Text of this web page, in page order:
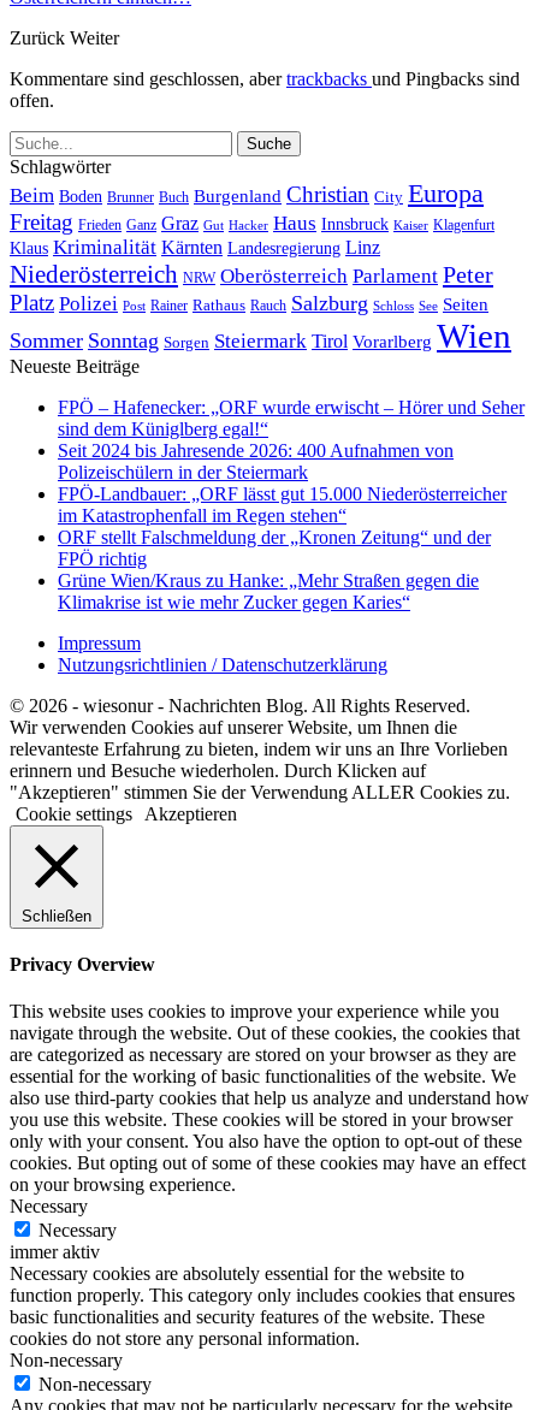
Zurück Weiter
Kommentare sind geschlossen, abertrackbacks und Pingbacks sind
offen.
Schlagwörter
Beim Boden Brunner Buch Burgenland Christian City Europa
Freitag Frieden Ganz Graz Gut Hacker Haus Innsbruck Kaiser Klagenfurt
Klaus Kriminalität Kärnten Landesregierung Linz
Niederösterreich NRW Oberösterreich Parlament Peter
Platz Polizei Post Rainer Rathaus Rauch Salzburg Schloss See Seiten
Sommer Sonntag Sorgen Steiermark Tirol Vorarlberg Wien
Neueste Beiträge
FPÖ – Hafenecker: „ORF wurde erwischt – Hörer und Seher
sind dem Küniglberg egal!“
Seit 2024 bis Jahresende 2026: 400 Aufnahmen von
Polizeischülern in der Steiermark
FPÖ-Landbauer: „ORF lässt gut 15.000 Niederösterreicher
im Katastrophenfall im Regen stehen“
ORF stellt Falschmeldung der „Kronen Zeitung“ und der
FPÖ richtig
Grüne Wien/Kraus zu Hanke: „Mehr Straßen gegen die
Klimakrise ist wie mehr Zucker gegen Karies“
Impressum
Nutzungsrichtlinien / Datenschutzerklärung
© 2026 - wiesonur - Nachrichten Blog. All Rights Reserved.
Wir verwenden Cookies auf unserer Website, um Ihnen die
relevanteste Erfahrung zu bieten, indem wir uns an Ihre Vorlieben
erinnern und Besuche wiederholen. Durch Klicken auf
"Akzeptieren" stimmen Sie der Verwendung ALLER Cookies zu.
Cookie settings
Akzeptieren
Schließen
Privacy Overview
This website uses cookies to improve your experience while you
navigate through the website. Out of these cookies, the cookies that
are categorized as necessary are stored on your browser as they are
essential for the working of basic functionalities of the website. We
also use third-party cookies that help us analyze and understand how
you use this website. These cookies will be stored in your browser
only with your consent. You also have the option to opt-out of these
cookies. But opting out of some of these cookies may have an effect
on your browsing experience.
Necessary
Necessary
immer aktiv
Necessary cookies are absolutely essential for the website to
function properly. This category only includes cookies that ensures
basic functionalities and security features of the website. These
cookies do not store any personal information.
Non-necessary
Non-necessary